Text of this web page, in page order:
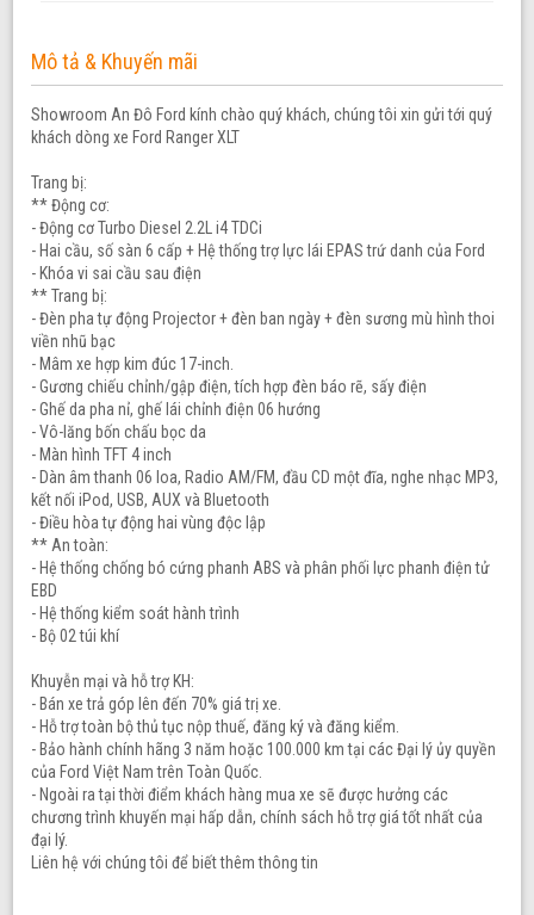
Mô tả & Khuyến mãi
Showroom An Đô Ford kính chào quý khách, chúng tôi xin gửi tới quý
khách dòng xe Ford Ranger XLT
Trang bị:
** Động cơ:
- Động cơ Turbo Diesel 2.2L i4 TDCi
- Hai cầu, số sàn 6 cấp + Hệ thống trợ lực lái EPAS trứ danh của Ford
- Khóa vi sai cầu sau điện
** Trang bị:
- Đèn pha tự động Projector + đèn ban ngày + đèn sương mù hình thoi
viền nhũ bạc
- Mâm xe hợp kim đúc 17-inch.
- Gương chiếu chỉnh/gập điện, tích hợp đèn báo rẽ, sấy điện
- Ghế da pha nỉ, ghế lái chỉnh điện 06 hướng
- Vô-lăng bốn chấu bọc da
- Màn hình TFT 4 inch
- Dàn âm thanh 06 loa, Radio AM/FM, đầu CD một đĩa, nghe nhạc MP3,
kết nối iPod, USB, AUX và Bluetooth
- Điều hòa tự động hai vùng độc lập
** An toàn:
- Hệ thống chống bó cứng phanh ABS và phân phối lực phanh điện tử
EBD
- Hệ thống kiểm soát hành trình
- Bộ 02 túi khí
Khuyễn mại và hỗ trợ KH:
- Bán xe trả góp lên đến 70% giá trị xe.
- Hỗ trợ toàn bộ thủ tục nộp thuế, đăng ký và đăng kiểm.
- Bảo hành chính hãng 3 năm hoặc 100.000 km tại các Đại lý ủy quyền
của Ford Việt Nam trên Toàn Quốc.
- Ngoài ra tại thời điểm khách hàng mua xe sẽ được hưởng các
chương trình khuyến mại hấp dẫn, chính sách hỗ trợ giá tốt nhất của
đại lý.
Liên hệ với chúng tôi để biết thêm thông tin